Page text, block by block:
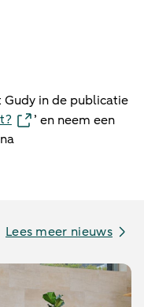
in de publicatie
’ en neem een
Lees meer nieuws